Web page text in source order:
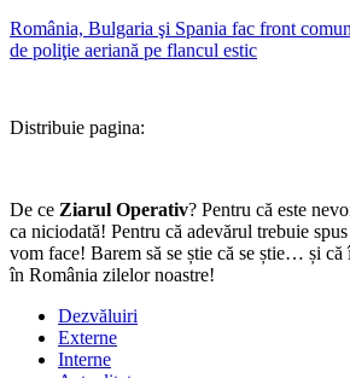
România, Bulgaria şi Spania fac front
de poliţie aeriană pe flancul estic
Distribuie pagina:
De ce Ziarul Operativ? Pentru că este
ca niciodată! Pentru că adevărul trebuie
vom face! Barem să se știe că se știe… și că
în România zilelor noastre!
Dezvăluiri
Externe
Interne